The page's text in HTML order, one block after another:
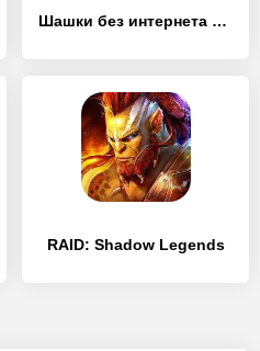
Шашки без интернета на двоих - [MOD Много монет]
RAID: Shadow Legends